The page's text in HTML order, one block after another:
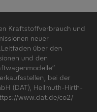
Kraftstoffverbrauch und
neuer
über den
und den
bei der
(DAT), Hellmuth-Hirth-
www.dat.de/co2/